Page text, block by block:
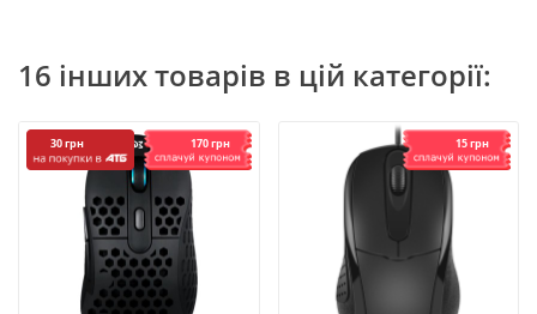
16 інших товарів в цій категорії:
30 грн 170 грн 15 грн